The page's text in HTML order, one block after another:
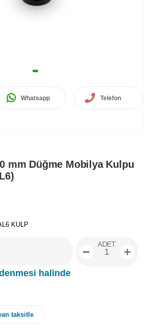
Whatsapp Telefon
mm Düğme Mobilya Kulpu
KULP
halinde
ADET
taksitle